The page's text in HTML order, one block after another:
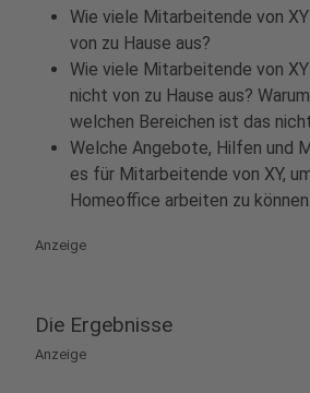
Wie viele Mitarbeitende von
von zu Hause aus?
Wie viele Mitarbeitende von
nicht von zu Hause aus?
welchen Bereichen ist das
Welche Angebote, Hilfen und
es für Mitarbeitende von XY,
Homeoffice arbeiten zu können.
Anzeige
Die Ergebnisse
Anzeige